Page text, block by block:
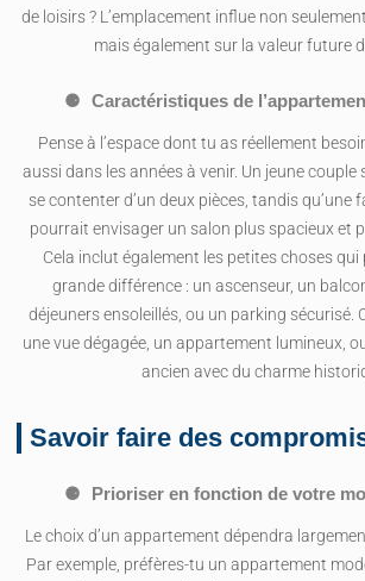
de loisirs ? L’emplacement influe non
mais également sur la valeur future
Caractéristiques de
Pense à l’espace dont tu as réellement
aussi dans les années à venir. Un jeune
se contenter d’un deux pièces, tandis qu’une
pourrait envisager un salon plus spacieux et
Cela inclut également les petites choses
grande différence : un ascenseur, un
déjeuners ensoleillés, ou un parking sécurisé.
une vue dégagée, un appartement lumineux,
ancien avec du charme
Savoir faire des
Prioriser en fonction de votre
Le choix d’un appartement dépendra
Par exemple, préfères-tu un appartement